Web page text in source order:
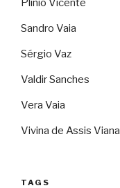
Sandro Vaia
Sérgio Vaz
Valdir Sanches
Vera Vaia
Vivina de Assis Viana
TAGS